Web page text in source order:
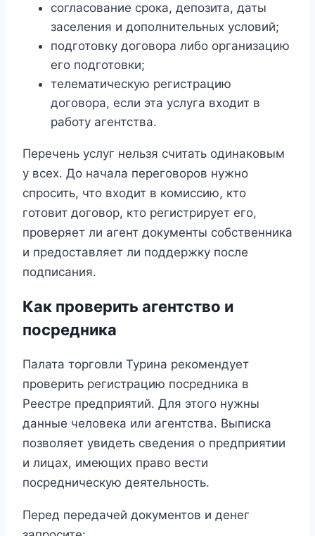
согласование срока, депозита, даты
заселения и дополнительных условий;
подготовку договора либо организацию
его подготовки;
телематическую регистрацию
договора, если эта услуга входит в
работу агентства.
Перечень услуг нельзя считать одинаковым
у всех. До начала переговоров нужно
спросить, что входит в комиссию, кто
готовит договор, кто регистрирует его,
проверяет ли агент документы собственника
и предоставляет ли поддержку после
подписания.
Как проверить агентство и
посредника
Палата торговли Турина рекомендует
проверить регистрацию посредника в
Реестре предприятий. Для этого нужны
данные человека или агентства. Выписка
позволяет увидеть сведения о предприятии
и лицах, имеющих право вести
посредническую деятельность.
Перед передачей документов и денег